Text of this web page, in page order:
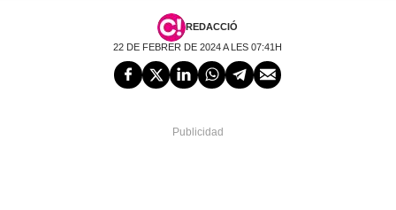
REDACCIÓ
22 DE FEBRER DE 2024 A LES 07:41H